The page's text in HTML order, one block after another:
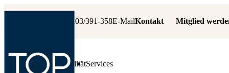
+49 6103/391-358E-MailKontakt Mitglied
Leistungen QualitätServices